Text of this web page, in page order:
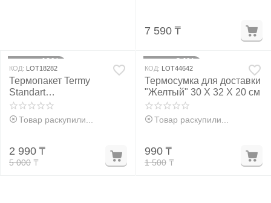
7 590 ₸
40%
КОД: LOT18282
Термопакет Termy
Standart
металлизированный, 60 х
55 смТовар раскупили...
5 000 ₸
2 990 ₸
34%
КОД: LOT44642
Термосумка для доставки
"Желтый" 30 Х 32 Х 20 см
Товар раскупили...
1 500 ₸
990 ₸